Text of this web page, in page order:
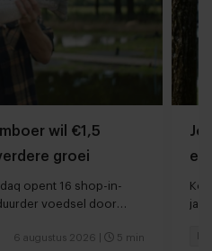
wil €1,5
groei
opent 16 shop-in-
voedsel door
6 augustus 2026 5 min